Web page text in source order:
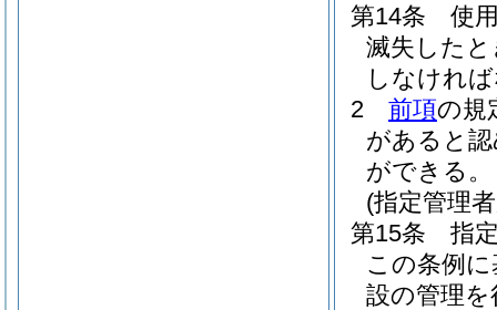
第14条
使
滅失した
しなけれ
2
前項の規
があると
ができる。
(指定管理
第15条
指
この条例
設の管理